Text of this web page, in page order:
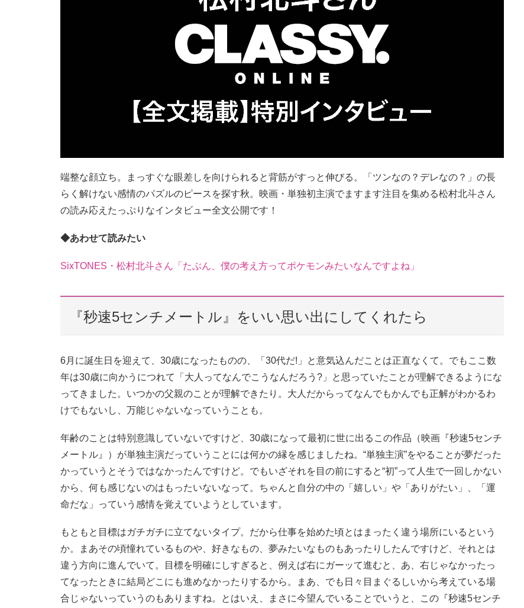
端整な顔立ち。まっすぐな眼差しを向けられると背筋がすっと伸びる。「ツンなの？デレなの？」の長
らく解けない感情のパズルのピースを探す秋。映画・単独初主演でますます注目を集める松村北斗さん
の読み応えたっぷりなインタビュー全文公開です！
◆あわせて読みたい
SixTONES・松村北斗さん「たぶん、僕の考え方ってポケモンみたいなんですよね」
『秒速5センチメートル』をいい思い出にしてくれたら
6月に誕生日を迎えて、30歳になったものの、「30代だ!」と意気込んだことは正直なくて。でもここ数
年は30歳に向かうにつれて「大人ってなんでこうなんだろう?」と思っていたことが理解できるようにな
ってきました。いつかの父親のことが理解できたり。大人だからってなんでもかんでも正解がわかるわ
けでもないし、万能じゃないなっていうことも。
年齢のことは特別意識していないですけど、30歳になって最初に世に出るこの作品（映画『秒速5センチ
メートル』）が単独主演だっていうことには何かの縁を感じましたね。“単独主演”をやることが夢だった
かっていうとそうではなかったんですけど。でもいざそれを目の前にすると“初”って人生で一回しかない
から、何も感じないのはもったいないなって。ちゃんと自分の中の「嬉しい」や「ありがたい」、「運
命だな」っていう感情を覚えていようとしています。
もともと目標はガチガチに立てないタイプ。だから仕事を始めた頃とはまったく違う場所にいるという
か。まあその頃憧れているものや、好きなもの、夢みたいなものもあったりしたんですけど、それとは
違う方向に進んでいて。目標を明確にしすぎると、例えば右にガーッて進むと、あ、右じゃなかったっ
てなったときに結局どこにも進めなかったりするから。まあ、でも日々目まぐるしいから考えている場
合じゃないっていうのもありますね。とはいえ、まさに今望んでいることでいうと、この『秒速5センチ